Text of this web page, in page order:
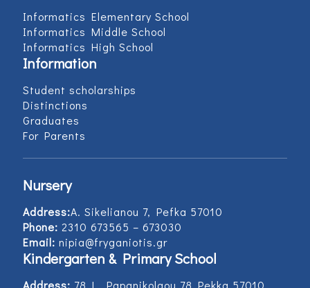
Informatics Elementary School
Informatics Middle School
Informatics High School
Information
Student scholarships
Distinctions
Graduates
For Parents
Nursery
Address:Α. Sikelianou 7, Pefka 57010
Phone: 2310 673565 – 673030
Email: nipia@fryganiotis.gr
Kindergarten & Primary School
Address: 78 L. Papanikolaou 78 Pekka 57010